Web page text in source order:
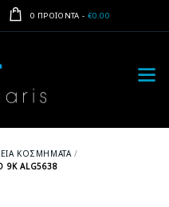
0 ΠΡΟΪΌΝΤΑ - €0.00
ΚΟΣΜΉΜΑΤΑ
9Κ ALG5638